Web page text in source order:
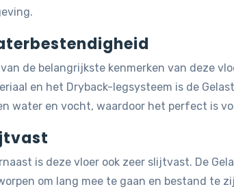
van de belangrijkste kenmerken van deze
en het Dryback-legsysteem is de
water en vocht, waardoor het perfect is
is deze vloer ook zeer slijtvast. De
om lang mee te gaan en bestand te